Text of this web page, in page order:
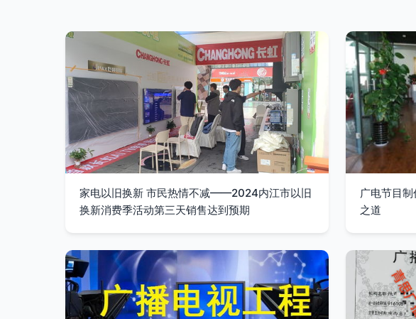
家电以旧换新 市民热情不减——2024内江市以旧
换新消费季活动第三天销售达到预期
广电节目
之道